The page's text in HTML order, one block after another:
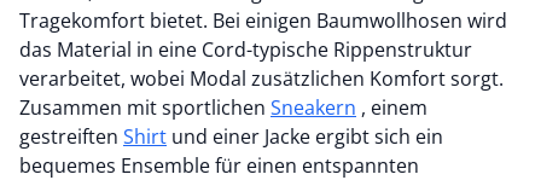
Tragekomfort bietet. Bei einigen Baumwollhosen wird
das Material in eine Cord-typische Rippenstruktur
verarbeitet, wobei Modal zusätzlichen Komfort sorgt.
Zusammen mit sportlichen Sneakern , einem
gestreiften Shirt
bequemes Ensemble für einen entspannten